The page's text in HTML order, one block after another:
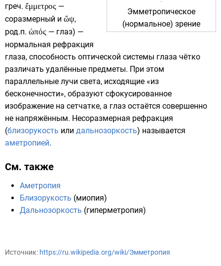
Эмметропическое
(нормальное) зрение
греч. ἔμμετρος —
соразмерный и ὤψ,
род.п. ὠπός — глаз) —
нормальная рефракция
глаза, способность оптической системы глаза чётко
различать удалённые предметы. При этом
параллельные лучи света, исходящие «из
бесконечности», образуют сфокусированное
изображение на сетчатке, а глаз остаётся совершенно
не напряжённым. Несоразмерная рефракция
(близорукость или дальнозоркость) называется
аметропией.
См. также
Аметропия
Близорукость (миопия)
Дальнозоркость (гиперметропия)
Источник: https://ru.wikipedia.org/wiki/Эмметропия